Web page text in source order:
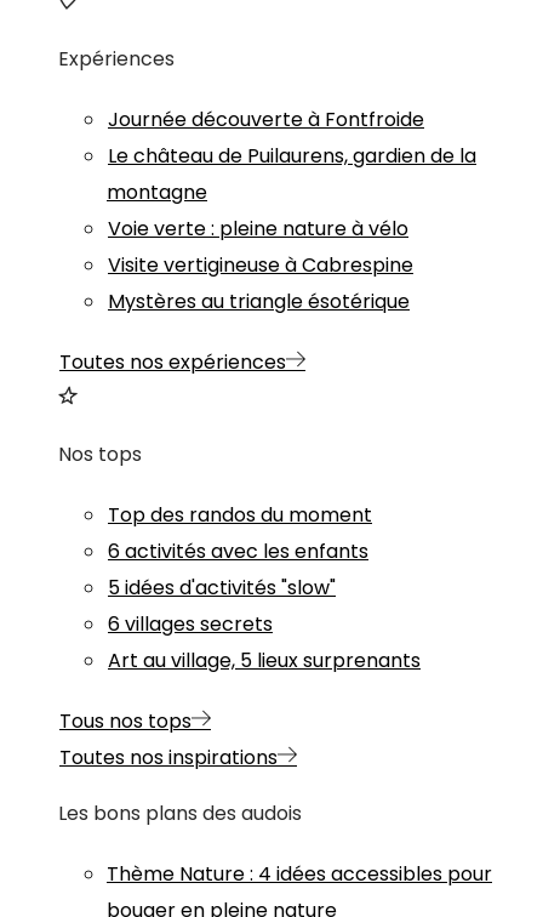
Expériences
Journée découverte à Fontfroide
Le château de Puilaurens, gardien de la
montagne
Voie verte : pleine nature à vélo
Visite vertigineuse à Cabrespine
Mystères au triangle ésotérique
Toutes nos expériences
Nos tops
Top des randos du moment
6 activités avec les enfants
5 idées d'activités "slow"
6 villages secrets
Art au village, 5 lieux surprenants
Tous nos tops
Toutes nos inspirations
Les bons plans des audois
Thème Nature: 4 idées accessibles pour
bouger en pleine nature